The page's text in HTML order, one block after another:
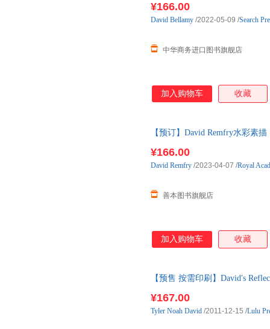
¥166.00
中华商务进口图书旗舰店
David Bellamy /2022-05-09 /Search
加入购物车 收藏
【预订】David Remfry水彩素
¥166.00
善本图书旗舰店
David Remfry /2023-04-07 /Royal
加入购物车 收藏
【预售 按需印刷】David′s
¥167.00
Tyler Noah David /2011-12-15 /Lulu